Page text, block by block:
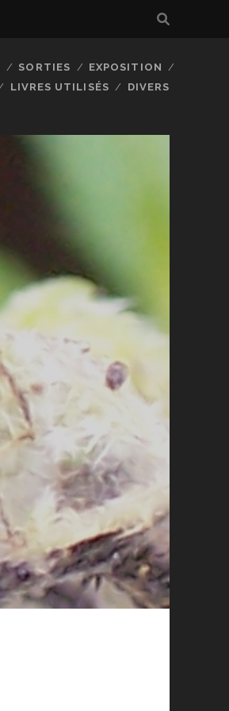
SORTIES
EXPOSITION
LIVRES UTILISÉS DIVERS